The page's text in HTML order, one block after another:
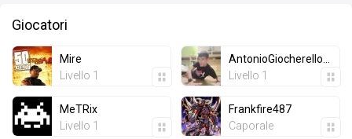
Giocatori
Mire
Livello 1
AntonioGiocherellone
Livello 1
MeTRix
Livello 1
Frankfire487
Caporale